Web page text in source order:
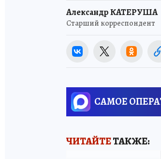
Александр КАТЕРУША
Старший корреспондент
САМОЕ
ЧИТАЙТЕТАКЖЕ: